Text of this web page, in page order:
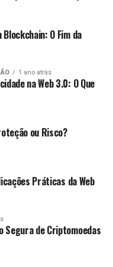
fiscais dos
após a data da
O pagamento
estabelecida pela
pode acarretar
variar de 1% a
operações de
O Fim da
1 ano atrás
na Web 3.0: O Que
ou Risco?
Práticas da Web
Segura de Criptomoedas